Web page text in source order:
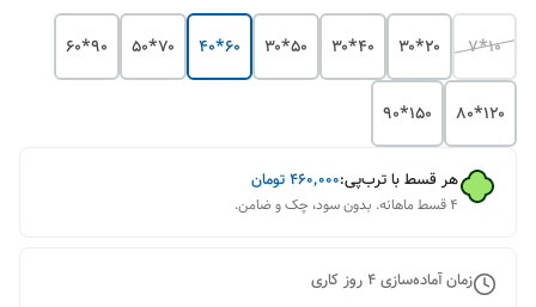
۱۰*۷ ۲۰*۳۰ ۴۰*۳۰ ۵۰*۳۰ ۶۰*۴۰ ۷۰*۵۰ ۹۰*۶۰
۱۲۰*۸۰ ۱۵۰*۹۰
هر قسط با ترب‌پی:۴۶۰٬۰۰۰تومان
۴ قسط ماهانه. بدون سود، چک و ضامن.
زمان آماده‌سازی4روز کاری